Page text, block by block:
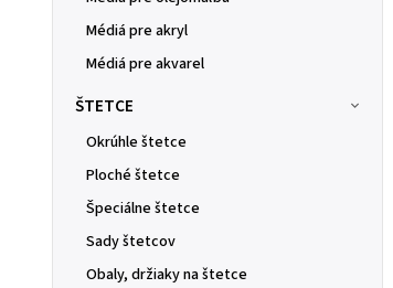
Médiá pre akryl
Médiá pre akvarel
ŠTETCE
Okrúhle štetce
Ploché štetce
Špeciálne štetce
Sady štetcov
Obaly, držiaky na štetce